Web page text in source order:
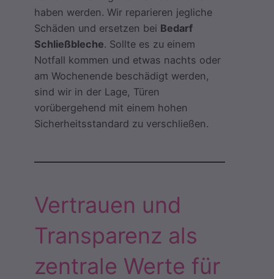
haben werden. Wir reparieren jegliche
Schäden und ersetzen bei Bedarf
Schließbleche. Sollte es zu einem
Notfall kommen und etwas nachts oder
am Wochenende beschädigt werden,
sind wir in der Lage, Türen
vorübergehend mit einem hohen
Sicherheitsstandard zu verschließen.
Vertrauen und
Transparenz als
zentrale Werte für